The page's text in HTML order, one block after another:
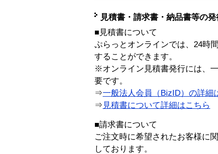
見積書・請求書・納品書等の
■見積書について
ぷらっとオンラインでは、24時
することができます。
※オンライン見積書発行には、
要です。
⇒一般法人会員（BizID）の詳細
⇒ 見積書について詳細はこちら
■請求書について
ご注文時に希望されたお客様に
しております。